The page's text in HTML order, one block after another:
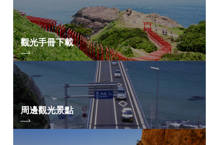
觀光手冊下載
周邊觀光景點